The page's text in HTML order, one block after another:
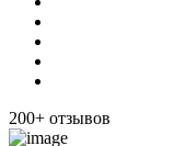
200+ отзывов